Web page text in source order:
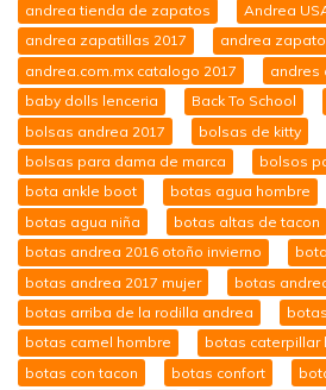
andrea tienda de zapatos
Andrea
andrea zapatillas 2017
andrea
andrea.com.mx catalogo 2017
andres
baby dolls lenceria
Back To School
bolsas andrea 2017
bolsas de kitty
bolsas para dama de marca
bolsos
bota ankle boot
botas agua hombre
botas agua niña
botas altas de tacon
botas andrea 2016 otoño invierno
botas andrea 2017 mujer
botas
botas arriba de la rodilla andrea
botas camel hombre
botas caterpillar
botas con tacon
botas confort